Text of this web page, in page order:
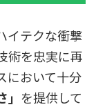
イテクな衝撃
術を忠実に再
において十分
を提供して